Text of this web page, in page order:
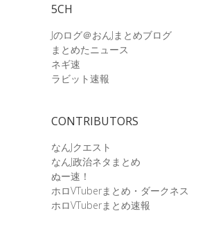
5CH
Jのログ＠おんJまとめブログ
まとめたニュース
ネギ速
ラビット速報
CONTRIBUTORS
なんJクエスト
なんJ政治ネタまとめ
ぬー速！
ホロVTuberまとめ・ダークネス
ホロVTuberまとめ速報